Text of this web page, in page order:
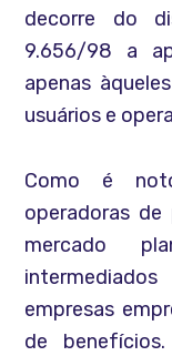
decorre do
9.656/98 a
apenas
usuários e
Como é
operadoras
mercado
empresas
de